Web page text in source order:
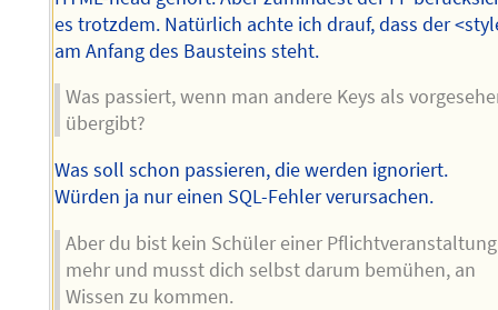
es trotzdem. Natürlich achte ich drauf, dass der
am Anfang des Bausteins steht.
Was passiert, wenn man andere Keys als
übergibt?
Was soll schon passieren, die werden ignoriert.
Würden ja nur einen SQL-Fehler verursachen.
Aber du bist kein Schüler einer Pflichtveranstaltung
mehr und musst dich selbst darum bemühen, an
Wissen zu kommen.